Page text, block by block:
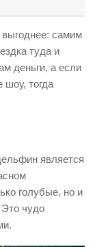
выгоднее: самим
туда и
деньги, а если
шоу, тогда
является
голубые, но и
чудо